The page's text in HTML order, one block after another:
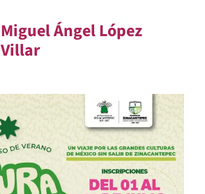
Miguel Ángel López
Villar